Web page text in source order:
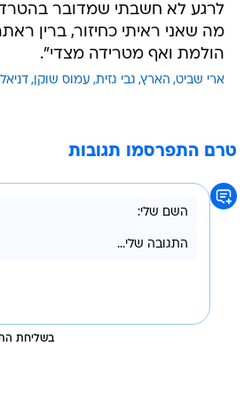
לרגע לא חשבתי שמדובר
מה שאני ראיתי כחיזור, ברין
הולמת ואף מטרידה מצדי".
ארי שביט הארץ גבי גזית עמוס שוקן דניאל
טרם התפרסמו תגובות
בשליחת